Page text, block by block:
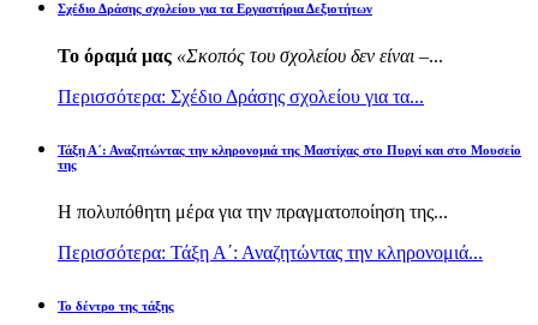
Σχέδιο Δράσης σχολείου για τα Εργαστήρια Δεξιοτήτων
Το όραμά μας «Σκοπός του σχολείου δεν είναι –...
Περισσότερα: Σχέδιο Δράσης σχολείου για τα...
Τάξη Α΄: Αναζητώντας την κληρονομιά της Μαστίχας στο Πυργί και στο Μουσείο
της
Η πολυπόθητη μέρα για την πραγματοποίηση της...
Περισσότερα: Τάξη Α΄: Αναζητώντας την κληρονομιά...
Το δέντρο της τάξης